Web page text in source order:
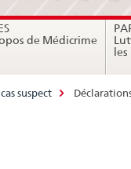
de Médicrime
suspect